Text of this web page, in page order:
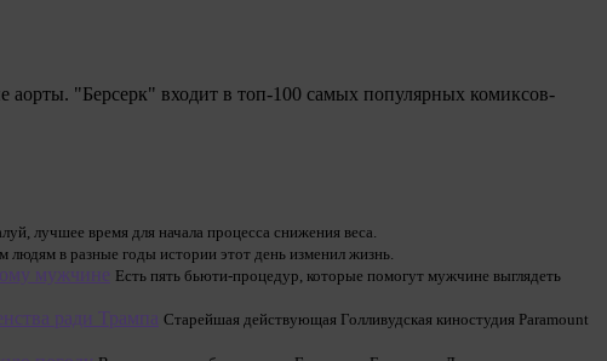
аорты. "Берсерк" входит в топ-100 самых популярных комиксов-
лучшее время для начала процесса снижения веса.
людям в разные годы истории этот день изменил жизнь.
мужчине Есть пять бьюти-процедур, которые помогут мужчине выглядеть
ради Трампа Старейшая действующая Голливудская киностудия Paramount